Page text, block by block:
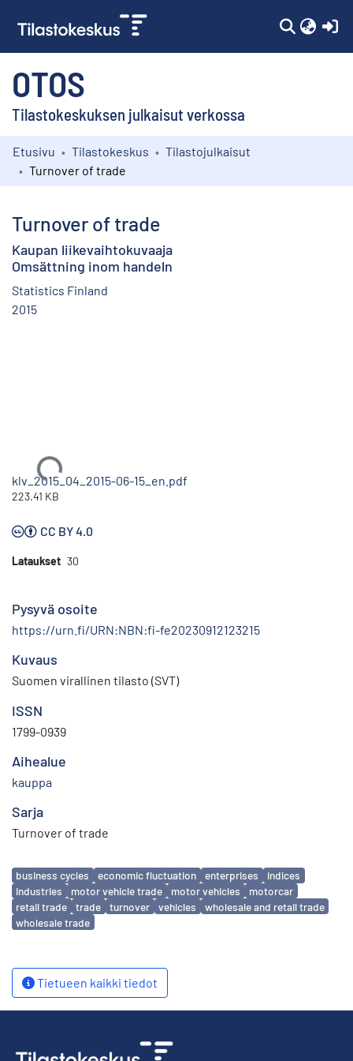
OTOS
Tilastokeskuksen julkaisut verkossa
Kokoelmat
Etusivu Tilastokeskus
Tilastojulkaisut
Turnover of trade
Turnover of trade
Kaupan liikevaihtokuvaaja
Omsättning inom handeln
Statistics Finland
2015
Ladataan...
klv_2015_04_2015-06-15_en.pdf
223.41 KB
CC BY 4.0
Lataukset 30
Pysyvä osoite
https://urn.fi/URN:NBN:fi-fe20230912123215
Kuvaus
Suomen virallinen tilasto (SVT)
ISSN
1799-0939
Aihealue
kauppa
Sarja
Turnover of trade
Avainsanat
business cycles economic fluctuation enterprises
indices
industries
motor vehicle trade motor vehicles
motorcar
retail trade
trade turnover vehicles
wholesale and retail trade
wholesale trade
Tietueen kaikki tiedot